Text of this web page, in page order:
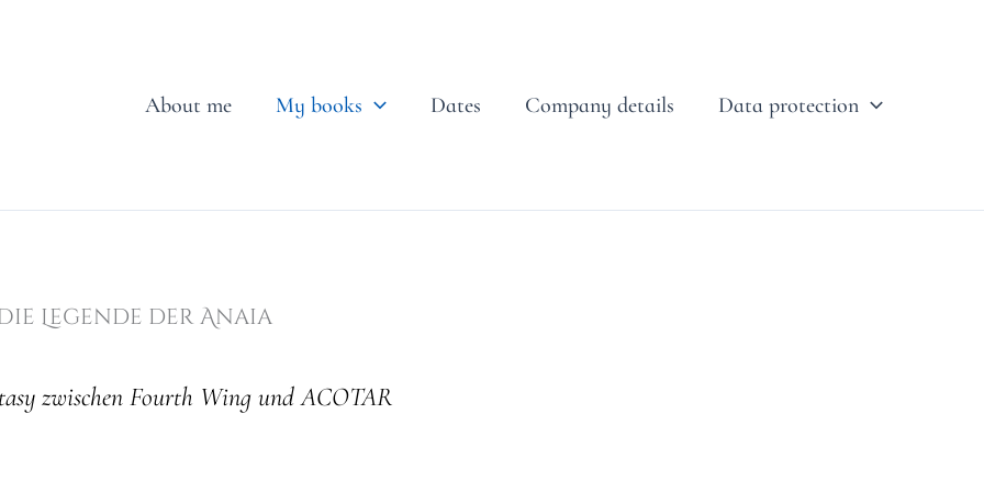
About me My books Dates Company details Data protection
Legende der Anaia
zwischen Fourth Wing und ACOTAR